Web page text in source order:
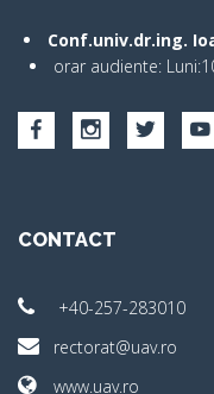
Conf.univ.dr.ing.
orar audiente:
CONTACT
+40-257-283010
rectorat@uav.ro
www.uav.ro